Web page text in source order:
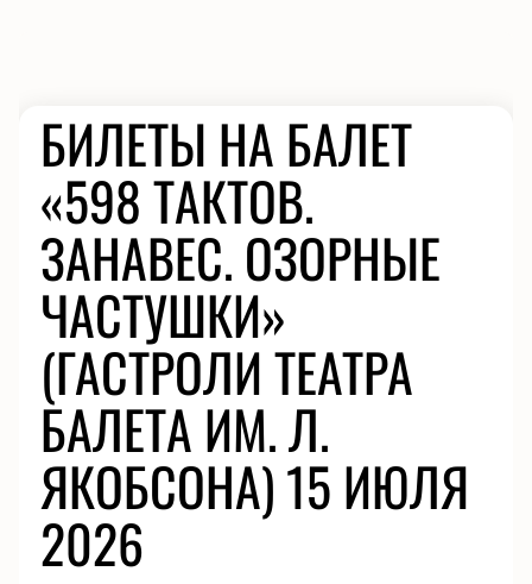
БИЛЕТЫ НА БАЛЕТ
«598 ТАКТОВ.
ЗАНАВЕС. ОЗОРНЫЕ
ЧАСТУШКИ»
(ГАСТРОЛИ ТЕАТРА
БАЛЕТА ИМ. Л.
ЯКОБСОНА) 15 ИЮЛЯ
2026